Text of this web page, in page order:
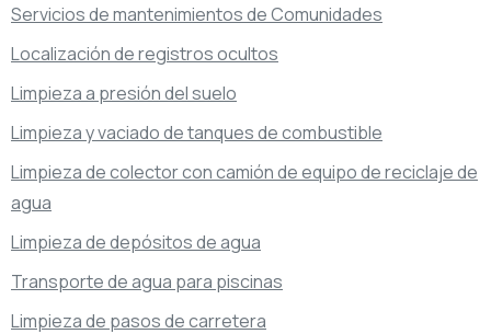
Servicios de mantenimientos de Comunidades
Localización de registros ocultos
Limpieza a presión del suelo
Limpieza y vaciado de tanques de combustible
Limpieza de colector con camión de equipo de reciclaje de
agua
Limpieza de depósitos de agua
Transporte de agua para piscinas
Limpieza de pasos de carretera